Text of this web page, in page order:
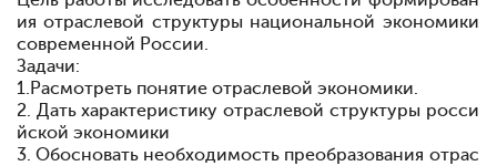
ия отраслевой структуры национальной экономики
современной России.
Задачи:
1.Расмотреть понятие отраслевой экономики.
2. Дать характеристику отраслевой структуры росси
йской экономики
3. Обосновать необходимость преобразования отрас